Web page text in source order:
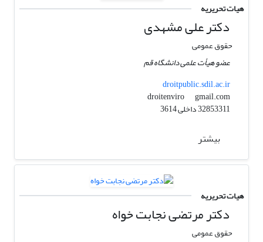
هیات تحریریه
دکتر علی مشهدی
حقوق عمومی
عضو هیأت علمی دانشگاه قم
droitpublic.sdil.ac.ir
droitenviro
gmail.com
بیشتر
هیات تحریریه
دکتر مرتضی نجابت خواه
حقوق عمومی